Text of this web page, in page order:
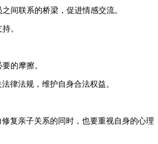
间联系的桥梁，促进情感交流。
。
的摩擦。
律法规，维护自身合法权益。
复亲子关系的同时，也要重视自身的心理